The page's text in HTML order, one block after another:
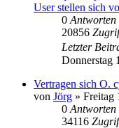
User stellen sich
0 Antworten
20856
Letzter
Donnerstag
Vertragen sich O.
von Jörg » Freitag
0 Antworten
34116